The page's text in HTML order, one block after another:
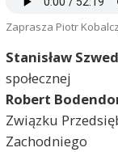
Zaprasza Piotr
Stanisław Szwed
społecznej
Robert
Związku
Zachodniego